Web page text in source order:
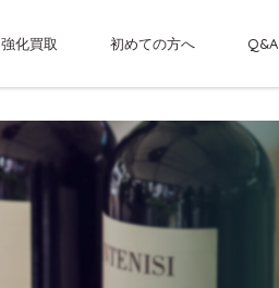
強化買取 初めての方へ Q&A